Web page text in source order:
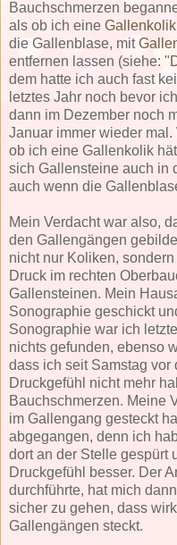
Bauchschmerzen
als ob ich eine Gallenkolik
die Gallenblase, mit
entfernen lassen (siehe: "
dem hatte ich auch fast
letztes Jahr noch bevor
dann im Dezember noch
Januar immer wieder
ob ich eine Gallenkolik
sich Gallensteine auch in
auch wenn die
Mein Verdacht war also,
den Gallengängen
nicht nur Koliken,
Druck im rechten
Gallensteinen. Mein
Sonographie geschickt
Sonographie war ich
nichts gefunden, ebenso
dass ich seit Samstag
Druckgefühl nicht mehr
Bauchschmerzen. Meine
im Gallengang gesteckt
abgegangen, denn ich
dort an der Stelle gespürt
Druckgefühl besser. Der
durchführte, hat mich
sicher zu gehen, dass
Gallengängen steckt.